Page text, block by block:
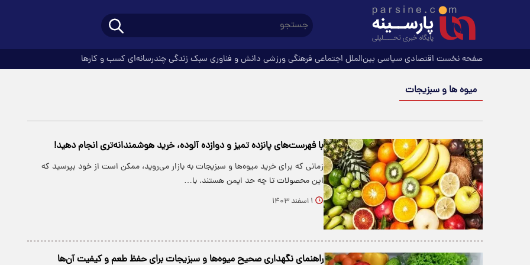
صفحه نخست اقتصادی سیاسی بین‌الملل اجتماعی فرهنگیورزشی دانش و فناوری سبک زندگیچندرسانه‌ای کسب و کارها
میوه ها و سبزیجات
با فهرست‌های پانزده تمیز و دوازده آلوده، خرید هوشمندانه‌تری انجام دهید!
زمانی که برای خرید میوه‌ها و سبزیجات به بازار می‌روید، ممکن است از خود بپرسید که
این محصولات تا چه حد ایمن هستند. با…
۱ اسفند ۱۴۰۳
راهنمای نگهداری صحیح میوه‌ها و سبزیجات برای حفظ طعم و کیفیت آن‌ها